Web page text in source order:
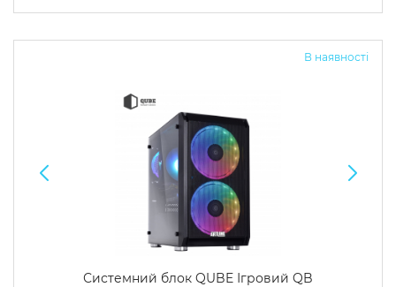
В наявності
Системний блок QUBE Ігровий QB